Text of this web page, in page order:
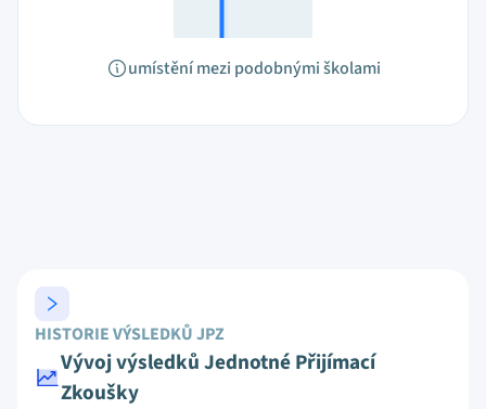
umístění mezi podobnými školami
HISTORIE VÝSLEDKŮ JPZ
Vývoj výsledků Jednotné Přijímací
Zkoušky